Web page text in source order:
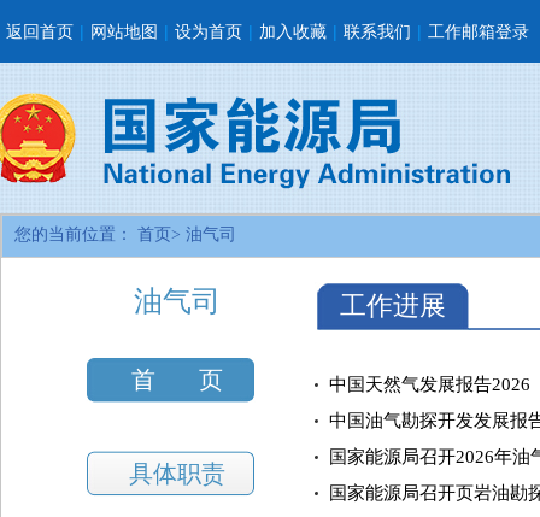
返回首页 | 网站地图 | 设为首页 | 加入收藏 | 联系我们 | 工作邮箱登录
您的当前位置： 首页> 油气司
油气司
首 页
具体职责
工作进展
中国天然气发展报告2026
中国油气勘探开发发展报
国家能源局召开2026年
国家能源局召开页岩油勘